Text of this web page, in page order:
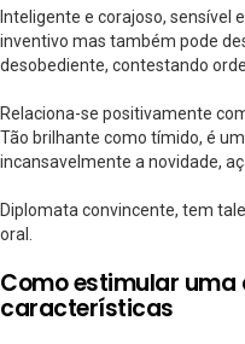
Inteligente e corajoso,
inventivo mas também pode
desobediente, contestando
Relaciona-se positivamente
Tão brilhante como tímido, é
incansavelmente a novidade,
Diplomata convincente, tem
oral.
Como estimular
características